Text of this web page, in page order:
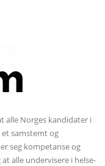
alle Norges kandidater i
et samstemt og
seg kompetanse og
alle undervisere i helse-